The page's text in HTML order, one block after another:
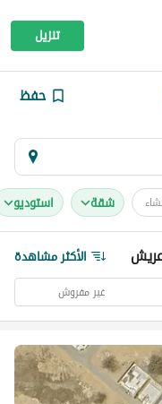
تنزيل
حفظ
شقة استوديو
الأكثر مشاهدة
غير مفروش